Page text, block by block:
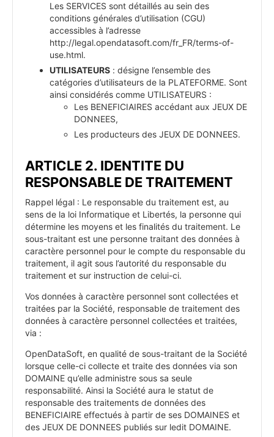
Les SERVICES sont détaillés au sein des
conditions générales d’utilisation (CGU)
accessibles à l’adresse
http://legal.opendatasoft.com/fr_FR/terms-of-
use.html.
UTILISATEURS : désigne l’ensemble des
catégories d’utilisateurs de la PLATEFORME. Sont
ainsi considérés comme UTILISATEURS :
Les BENEFICIAIRES accédant aux JEUX DE
DONNEES,
Les producteurs des JEUX DE DONNEES.
ARTICLE 2. IDENTITE DU
RESPONSABLE DE TRAITEMENT
Rappel légal : Le responsable du traitement est, au
sens de la loi Informatique et Libertés, la personne qui
détermine les moyens et les finalités du traitement. Le
sous-traitant est une personne traitant des données à
caractère personnel pour le compte du responsable du
traitement, il agit sous l’autorité du responsable du
traitement et sur instruction de celui-ci.
Vos données à caractère personnel sont collectées et
traitées par la Société, responsable de traitement des
données à caractère personnel collectées et traitées,
via :
OpenDataSoft, en qualité de sous-traitant de la Société
lorsque celle-ci collecte et traite des données via son
DOMAINE qu’elle administre sous sa seule
responsabilité. Ainsi la Société aura le statut de
responsable des traitements de données des
BENEFICIAIRE effectués à partir de ses DOMAINES et
des JEUX DE DONNEES publiés sur ledit DOMAINE.